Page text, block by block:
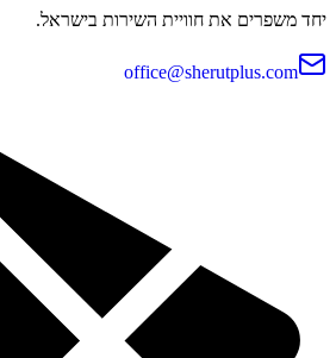
יחד משפרים את חוויית השירות בישראל.
office@sherutplus.com